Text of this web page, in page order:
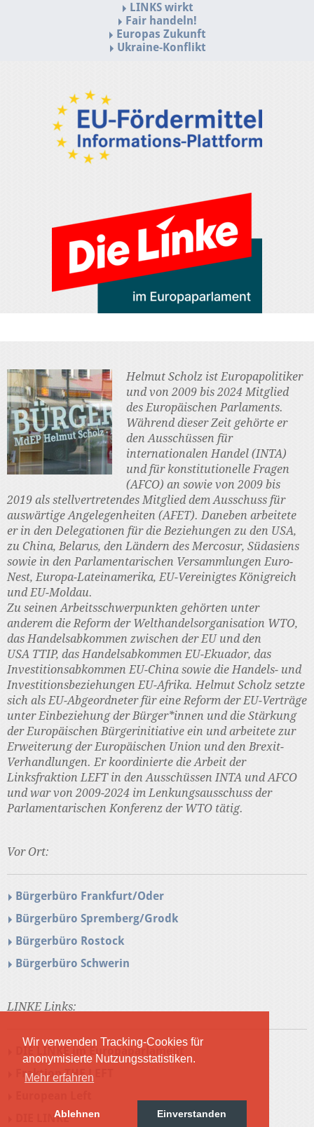
Wir verwenden Tracking-Cookies für
anonymisierte Nutzungsstatistiken.
Mehr erfahren
Ablehnen Einverstanden
LINKS wirkt
Fair handeln!
Europas Zukunft
Ukraine-Konflikt
Helmut Scholz ist Europapolitiker
und von 2009 bis 2024 Mitglied
des Europäischen Parlaments.
Während dieser Zeit gehörte er
den Ausschüssen für
internationalen Handel (INTA)
und für konstitutionelle Fragen
(AFCO) an sowie von 2009 bis
2019 als stellvertretendes Mitglied dem Ausschuss für
auswärtige Angelegenheiten (AFET). Daneben arbeitete
er in den Delegationen für die Beziehungen zu den USA,
zu China, Belarus, den Ländern des Mercosur, Südasiens
sowie in den Parlamentarischen Versammlungen Euro-
Nest, Europa-Lateinamerika, EU-Vereinigtes Königreich
und EU-Moldau.
Zu seinen Arbeitsschwerpunkten gehörten unter
anderem die Reform der Welthandelsorganisation WTO,
das Handelsabkommen zwischen der EU und den
USA TTIP, das Handelsabkommen EU-Ekuador, das
Investitionsabkommen EU-China sowie die Handels- und
Investitionsbeziehungen EU-Afrika. Helmut Scholz setzte
sich als EU-Abgeordneter für eine Reform der EU-Verträge
unter Einbeziehung der Bürger*innen und die Stärkung
der Europäischen Bürgerinitiative ein und arbeitete zur
Erweiterung der Europäischen Union und den Brexit-
Verhandlungen. Er koordinierte die Arbeit der
Linksfraktion LEFT in den Ausschüssen INTA und AFCO
und war von 2009-2024 im Lenkungsausschuss der
Parlamentarischen Konferenz der WTO tätig.
Vor Ort:
Bürgerbüro Frankfurt/Oder
Bürgerbüro Spremberg/Grodk
Bürgerbüro Rostock
Bürgerbüro Schwerin
LINKE Links:
DIE LINKE im Europaparlament
Fraktion THE LEFT
DIE LINKE